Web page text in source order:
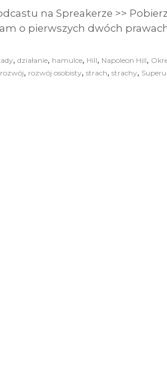
na Spreakerze >>
o pierwszych dwóch
, działanie, hamulce, Hill, Napoleon Hill,
rozwój, rozwój osobisty, strach, strachy,